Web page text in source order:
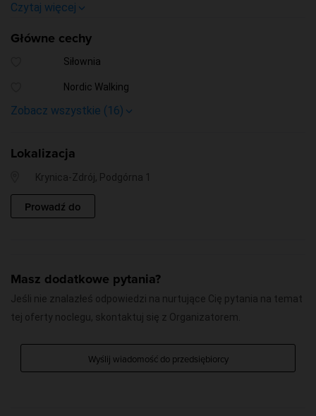
• wieczorne zajęcia na sali gimnastycznej (z instruktorem)
• sala sportowa (koszykówka, tenis stołowy, rzutki, piłkarzyki)
• wycieczki piesze i autokarowe
• opłata uzdrowiskowa
• parking
• nie dotyczy rezerwacji już zgłoszonych oraz nie może być
łączona z innymi zniżkami, rabatami i bonami
Czytaj więcej
Główne cechy
Siłownia
Nordic Walking
Dla dzieci
Parking
Kuchnia
Winda
Konferencje
Śniadanie w cenie noclegu
Zobacz wszystkie (16)
Lokalizacja
Krynica-Zdrój, Podgórna 1
Prowadź do
Masz dodatkowe pytania?
Jeśli nie znalazłeś odpowiedzi na nurtujące Cię pytania na temat
tej oferty noclegu, skontaktuj się z Organizatorem.
Wyślij wiadomość do przedsiębiorcy